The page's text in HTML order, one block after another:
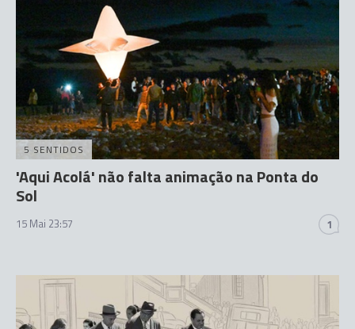
5 SENTIDOS
'Aqui Acolá' não falta animação na Ponta do
Sol
15 Mai 23:57 1